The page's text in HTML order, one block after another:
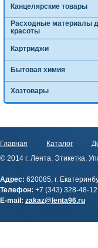
Канцелярские товары
Расходные материалы
красоты
Картриджи
Бытовая химия
Хозтовары
Главная Каталог
© 2014 г. Лента. Этикетка.
Адрес: 620085, г.
Телефон: +7 (343) 328-48-
E-mail: zakaz@lenta96.ru